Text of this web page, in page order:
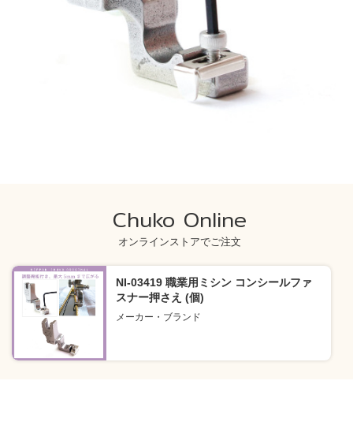
Chuko Online
オンラインストアでご注文
NI-03419 職業用ミシン コンシールファ
スナー押さえ (個)
メーカー・ブランド